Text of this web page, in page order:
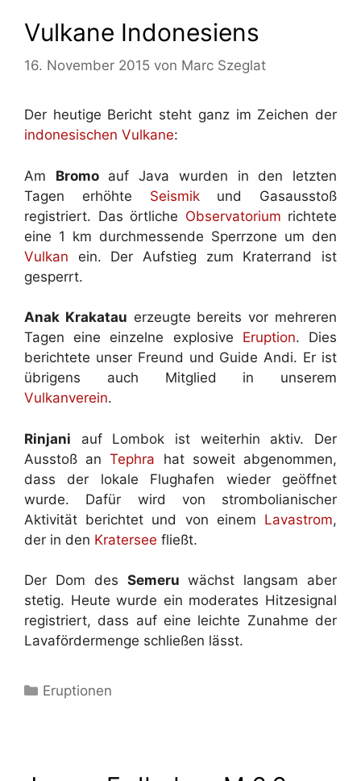
Vulkane Indonesiens
16. November 2015 von Marc Szeglat
Der heutige Bericht steht ganz im Zeichen der
indonesischen Vulkane:
Am Bromoauf Java wurden in den letzten
Tagen erhöhte Seismikund Gasausstoß
registriert. Das örtliche Observatorium richtete
eine 1 km durchmessende Sperrzone um den
Vulkan ein. Der Aufstieg zum Kraterrand ist
gesperrt.
Anak Krakatau erzeugte bereits vor mehreren
Tagen eine einzelne explosive Eruption. Dies
berichtete unser Freund und Guide Andi. Er ist
übrigens auch Mitglied in unserem
Vulkanverein.
Rinjani auf Lombok ist weiterhin aktiv. Der
Ausstoß anTephra hat soweit abgenommen,
dass der lokale Flughafen wieder geöffnet
wurde. Dafür wird von strombolianischer
Aktivität berichtet und von einem Lavastrom,
der in den Kratersee fließt.
Der Dom des Semeru wächst langsam aber
stetig. Heute wurde ein moderates Hitzesignal
registriert, dass auf eine leichte Zunahme der
Lavafördermenge schließen lässt.
Kategorien
Eruptionen